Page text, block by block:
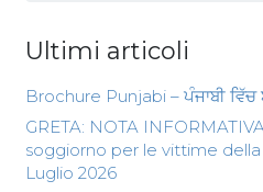
Ultimi articoli
Brochure Punjabi – ਪੰਜਾਬੀ ਵਿੱਚ
GRETA: NOTA
soggiorno per le vittime
Luglio 2026